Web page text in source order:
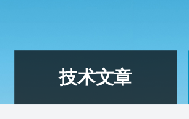
技术文章